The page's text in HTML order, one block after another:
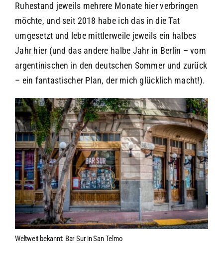
Ruhestand jeweils mehrere Monate hier verbringen
möchte, und seit 2018 habe ich das in die Tat
umgesetzt und lebe mittlerweile jeweils ein halbes
Jahr hier (und das andere halbe Jahr in Berlin – vom
argentinischen in den deutschen Sommer und zurück
– ein fantastischer Plan, der mich glücklich macht!).
Weltweit bekannt: Bar Sur in San Telmo